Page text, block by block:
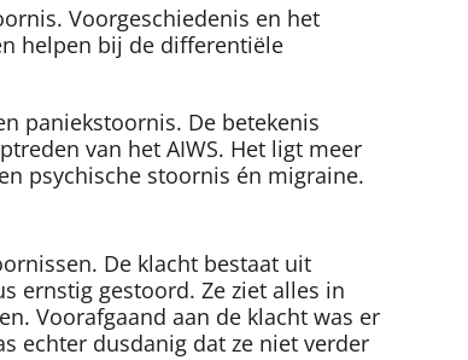
Voorgeschiedenis en het
helpen bij de differentiële
paniekstoornis. De betekenis
van het AIWS. Het ligt meer
psychische stoornis én migraine.
De klacht bestaat uit
ernstig gestoord. Ze ziet alles in
Voorafgaand aan de klacht was er
echter dusdanig dat ze niet verder